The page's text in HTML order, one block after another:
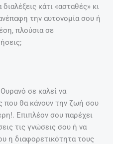
κάτι «ασταθές» κι
την αυτονομία σου ή
πλούσια σε
σε καλεί να
που θα κάνουν την ζωή σου
Επιπλέον σου παρέχει
τις γνώσεις σου ή να
η διαφορετικότητα τους